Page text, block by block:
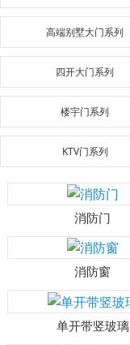
高端别墅大门系列
四开大门系列
楼宇门系列
KTV门系列
消防门
消防窗
单开带竖玻璃